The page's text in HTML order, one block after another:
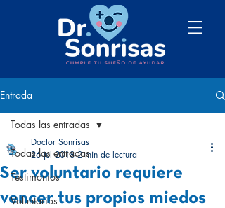
Entrada
Todas las entradas
Testimonios
Voluntarios
Todas las entradas
Ser voluntario requiere
vencer tus propios miedos
Doctor Sonrisas
26 jul 2018 2 min de lectura